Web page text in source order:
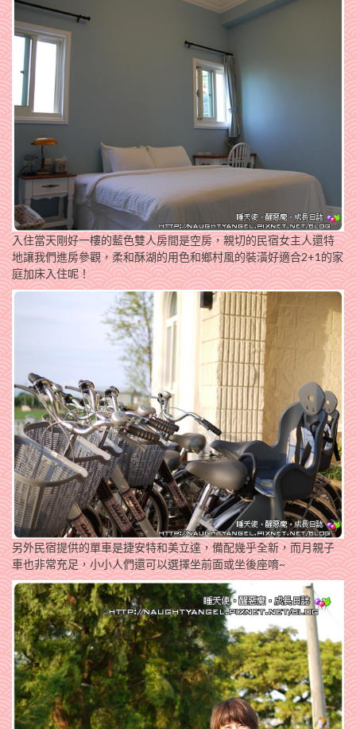
入住當天剛好一樓的藍色雙人房間是空房，親切的民宿女主人還特
地讓我們進房參觀，柔和酥湖的用色和鄉村風的裝潢好適合2+1的家
庭加床入住呢！
另外民宿提供的單車是捷安特和美立達，備配幾乎全新，而月親子
車也非常充足，小小人們還可以選擇坐前面或坐後座唷~